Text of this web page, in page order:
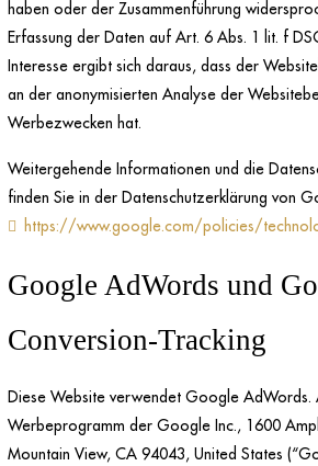
haben oder der Zusammenführung
Erfassung der Daten auf Art. 6 Abs. 1 lit. f
Interesse ergibt sich daraus, dass der
an der anonymisierten Analyse der
Werbezwecken hat.
Weitergehende Informationen und die
finden Sie in der Datenschutzerklärung von
https://www.google.com/policies/
Google AdWords und
Conversion-Tracking
Diese Website verwendet Google AdWords.
Werbeprogramm der Google Inc., 1600
Mountain View, CA 94043, United States